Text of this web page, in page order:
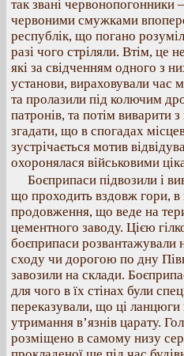
так звані червонопогонники
червоними смужками
республік, що погано
разі чого стріляли. Втім, це
які за свідченням одного з
установи, вираховували час
та пролазили під колючим
патронів, та потім виварити
згадати, що в спогадах
зустрічається мотив
охоронялася військовими
Боєприпаси підвозили і
що проходить вздовж гори, в
продовження, що веде на
цементного заводу. Цією
боєприпаси розвантажували
сходу чи дорогою по дну
завозили на склади.
для чого в їх стінах були
переказували, що ці ланцюги
утримання в’язнів царату.
розміщено в самому низу